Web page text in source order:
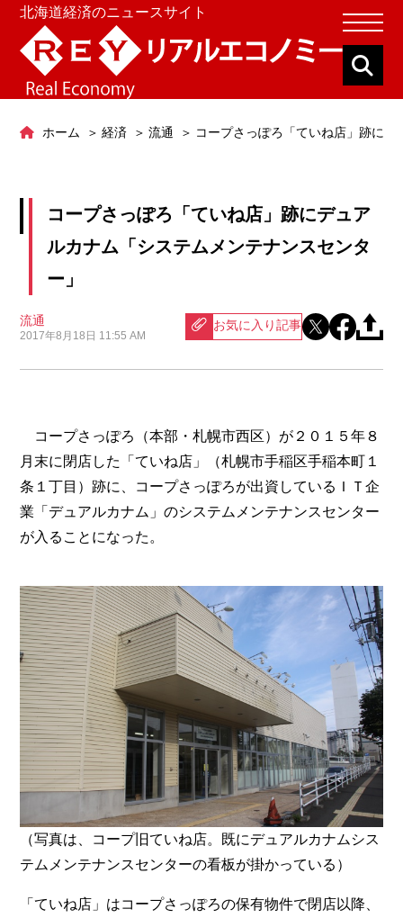
北海道経済のニュースサイト
ホーム 経済 流通 コープさっぽろ「ていね店」跡に
コープさっぽろ「ていね店」跡にデュア
ルカナム「システムメンテナンスセンタ
ー」
流通
2017年8月18日 11:55 AM
お気に入り記事
コープさっぽろ（本部・札幌市西区）が２０１５年８
月末に閉店した「ていね店」（札幌市手稲区手稲本町１
条１丁目）跡に、コープさっぽろが出資しているＩＴ企
業「デュアルカナム」のシステムメンテナンスセンター
が入ることになった。
（写真は、コープ旧ていね店。既にデュアルカナムシス
テムメンテナンスセンターの看板が掛かっている）
「ていね店」はコープさっぽろの保有物件で閉店以降、